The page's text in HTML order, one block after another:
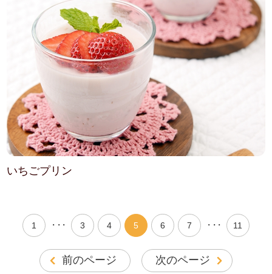
いちごプリン
前のページ
1 ・・・ 3 4 5 6 7 ・・・ 11
次のページ